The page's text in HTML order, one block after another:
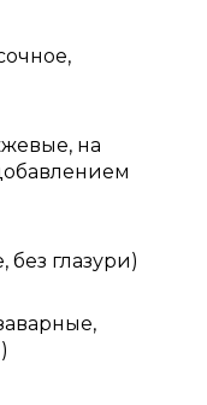
на
глазури)